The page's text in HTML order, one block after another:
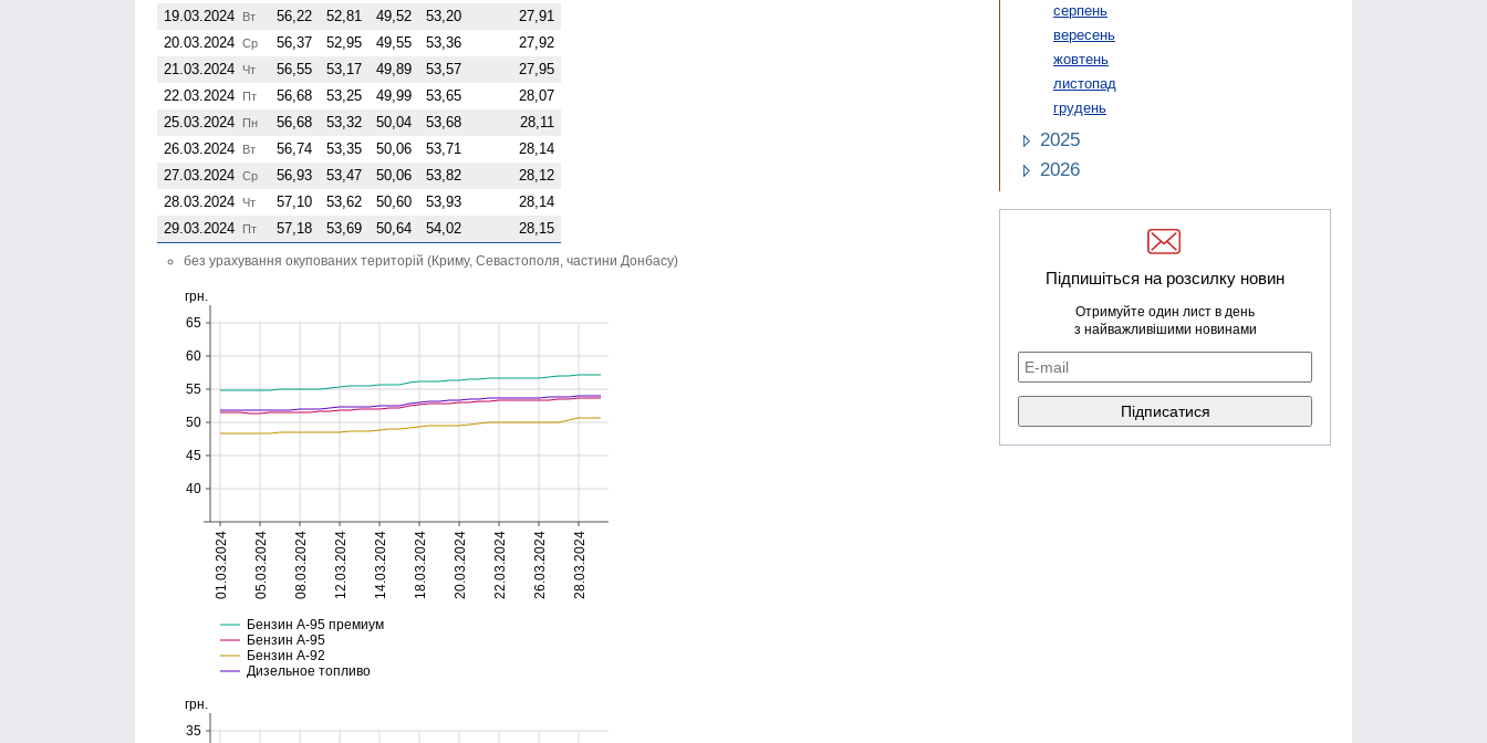
19.03.2024
Вт 56,22 52,81 49,52 53,20
27,91
20.03.2024 Ср 56,37 52,95 49,55 53,36
27,92
21.03.2024
Чт 56,55 53,17 49,89 53,57
27,95
22.03.2024
Пт 56,68 53,25 49,99 53,65
28,07
25.03.2024
Пн 56,68 53,32 50,04 53,68
28,11
26.03.2024
Вт 56,74 53,35 50,06 53,71
28,14
27.03.2024 Ср 56,93 53,47 50,06 53,82
28,12
28.03.2024
Чт 57,10 53,62 50,60 53,93
28,14
29.03.2024
Пт 57,18 53,69 50,64 54,02 28,15
без урахування окупованих територій (Криму, Севастополя, частини Донбасу)
серпень
вересень
жовтень
листопад
грудень
2025
2026
Підпишіться на розсилку новин
Отримуйте один лист в день
з найважливішими новинами